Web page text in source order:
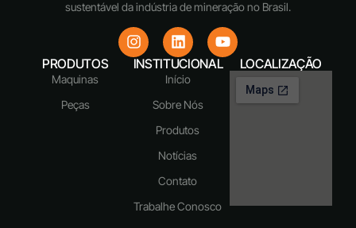
sustentável da indústria de mineração no Brasil.
PRODUTOS
Maquinas
Peças
INSTITUCIONAL
Início
Sobre Nós
Produtos
Notícias
Contato
Trabalhe Conosco
LOCALIZAÇÃO